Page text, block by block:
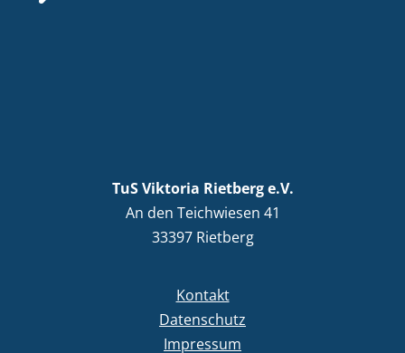
TuS Viktoria Rietberg e.V.
An den Teichwiesen 41
33397 Rietberg
Kontakt
Datenschutz
Impressum